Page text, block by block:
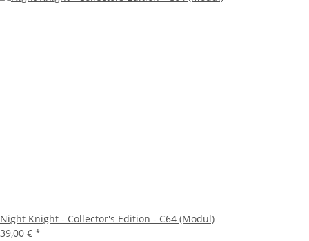
Night Knight - Collector's Edition - C64 (Modul)
39,00 € *